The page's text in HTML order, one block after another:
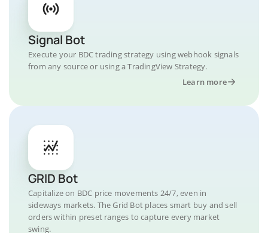
Signal Bot
Execute your BDC trading strategy using webhook signals
from any source or using a TradingView Strategy.
Learn more
GRID Bot
Capitalize on BDC price movements 24/7, even in
sideways markets. The Grid Bot places smart buy and sell
orders within preset ranges to capture every market
swing.